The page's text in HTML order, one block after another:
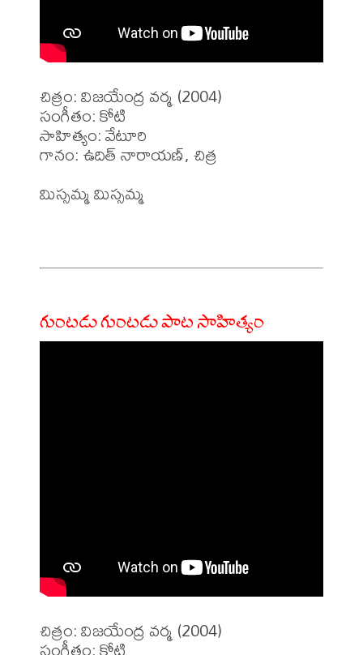
చిత్రం: విజయేంద్ర వర్మ (2004)
సంగీతం: కోటి
సాహిత్యం: వేటూరి
గానం: ఉదిత్ నారాయణ్, చిత్ర
మిస్సమ్మ మిస్సమ్మ
గుంటడు గుంటడు పాట సాహిత్యం
చిత్రం: విజయేంద్ర వర్మ (2004)